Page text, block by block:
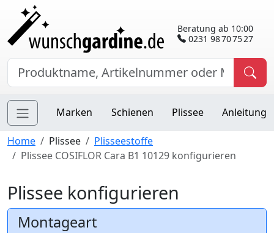
Beratung ab 10:00
0231 98 70 75 27
Marken Schienen Plissee Anleitung
Home Plissee
Plisseestoffe
Plissee COSIFLOR Cara B1 10129 konfigurieren
Plissee konfigurieren
Montageart